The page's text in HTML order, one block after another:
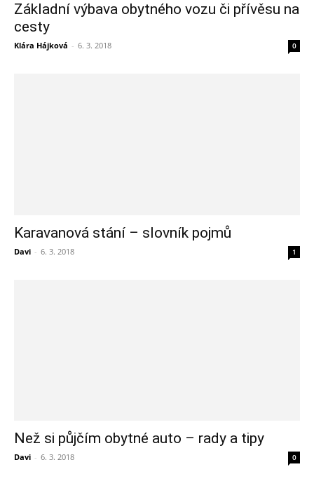
Základní výbava obytného vozu či přívěsu na
cesty
Klára Hájková - 6. 3. 2018 0
Karavanová stání – slovník pojmů
Davi - 6. 3. 2018 1
Než si půjčím obytné auto – rady a tipy
Davi - 6. 3. 2018 0